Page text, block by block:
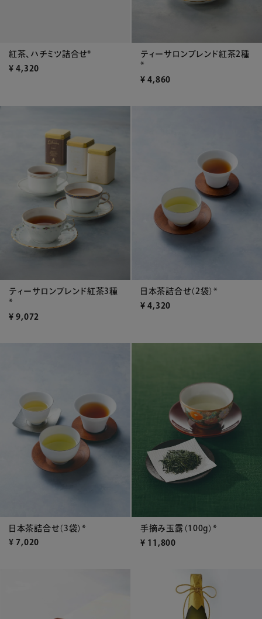
紅茶、ハチミツ詰合せ*
¥ 4,320
ティーサロンブレンド紅茶2種
*
¥ 4,860
ティーサロンブレンド紅茶3種
*
¥ 9,072
日本茶詰合せ（2袋）*
¥ 4,320
日本茶詰合せ（3袋）*
¥ 7,020
手摘み玉露（100g）*
¥ 11,800